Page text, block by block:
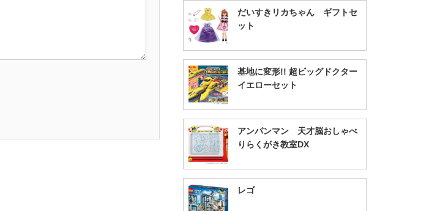
だいすきリカちゃん ギフトセ
ット
基地に変形!! 超ビッグドクター
イエローセット
アンパンマン 天才脳おしゃべ
りらくがき教室DX
レゴ